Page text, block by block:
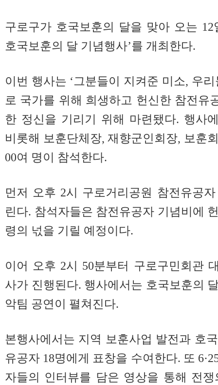
구로구가 호국보훈의 달을 맞아 오는 12
호국보훈의 달 기념행사’를 개최한다.
이번 행사는 ‘그분들이 지켜준 미소, 우
로 국가를 위해 희생하고 헌신한 참전유
한 정신을 기리기 위해 마련됐다. 행사
비롯해 보훈단체장, 재향군인회장, 보훈
00여 명이 참석한다.
먼저 오후 2시 구로거리공원 참전유공
린다. 참석자들은 참전유공자 기념비에
령의 넋을 기릴 예정이다.
이어 오후 2시 50분부터 구로구민회관
사가 진행된다. 행사에서는 호국보훈의
악팀 공연이 펼쳐진다.
본행사에서는 지역 보훈사업 발전과 호
유공자 18명에게 표창을 수여한다. 또
자들의 인터뷰를 담은 영상을 통해 전